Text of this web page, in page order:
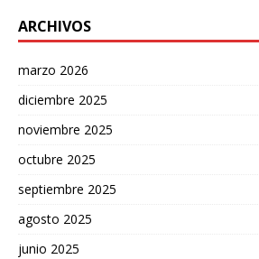
ARCHIVOS
marzo 2026
diciembre 2025
noviembre 2025
octubre 2025
septiembre 2025
agosto 2025
junio 2025